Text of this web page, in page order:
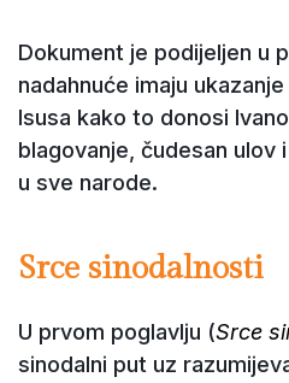
Dokument je podijeljen u
nadahnuće imaju
Isusa kako to donosi
blagovanje, čudesan ulov
u sve narode.
Srce sinodalnosti
U prvom poglavlju (Srce
sinodalni put uz